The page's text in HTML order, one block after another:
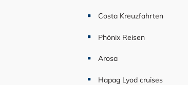
Costa Kreuzfahrten
Phönix Reisen
Arosa
Hapag Lyod cruises